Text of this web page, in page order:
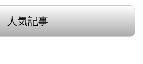
人気記事